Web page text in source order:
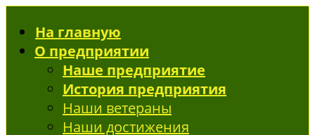
На главную
О предприятии
Наше предприятие
История предприятия
Наши ветераны
Наши достижения